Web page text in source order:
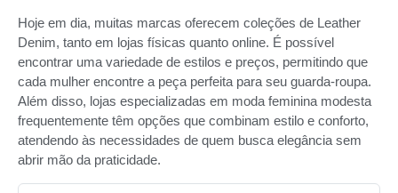
Hoje em dia, muitas marcas oferecem coleções de Leather
Denim, tanto em lojas físicas quanto online. É possível
encontrar uma variedade de estilos e preços, permitindo que
cada mulher encontre a peça perfeita para seu guarda-roupa.
Além disso, lojas especializadas em moda feminina modesta
frequentemente têm opções que combinam estilo e conforto,
atendendo às necessidades de quem busca elegância sem
abrir mão da praticidade.